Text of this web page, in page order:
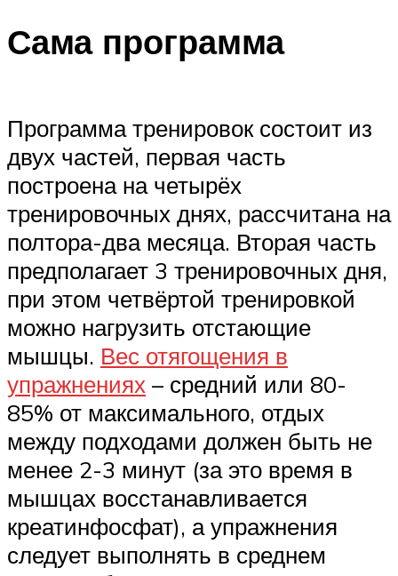
Сама программа
Программа тренировок состоит из
двух частей, первая часть
построена на четырёх
тренировочных днях, рассчитана на
полтора-два месяца. Вторая часть
предполагает 3 тренировочных дня,
при этом четвёртой тренировкой
можно нагрузить отстающие
мышцы. Вес отягощения в
упражнениях – средний или 80-
85% от максимального, отдых
между подходами должен быть не
менее 2-3 минут (за это время в
мышцах восстанавливается
креатинфосфат), а упражнения
следует выполнять в среднем